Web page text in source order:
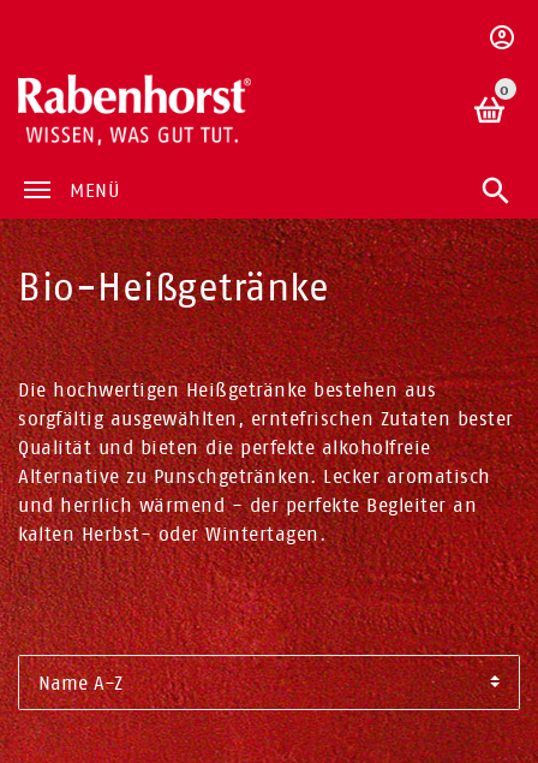
0
MENÜ
Bio-Heißgetränke
Die hochwertigen Heißgetränke bestehen aus
sorgfältig ausgewählten, erntefrischen Zutaten bester
Qualität und bieten die perfekte alkoholfreie
Alternative zu Punschgetränken. Lecker aromatisch
und herrlich wärmend - der perfekte Begleiter an
kalten Herbst- oder Wintertagen.